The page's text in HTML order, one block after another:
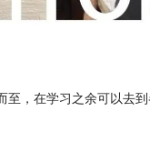
至，在学习之余可以去